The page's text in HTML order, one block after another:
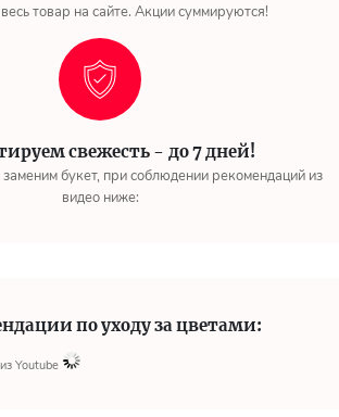
товар на сайте. Акции суммируются!
свежесть - до 7 дней!
букет, при соблюдении рекомендаций из
видео ниже:
по уходу за цветами:
Youtube